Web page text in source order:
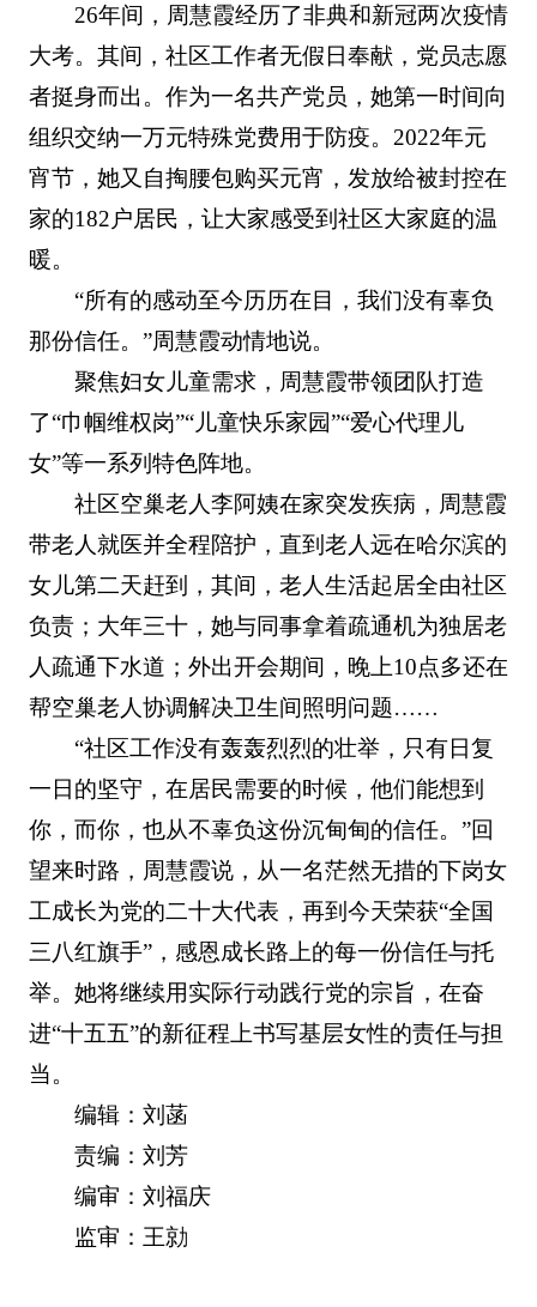
26年间，周慧霞经历了非典和新冠两次疫情
大考。其间，社区工作者无假日奉献，党员志愿
者挺身而出。作为一名共产党员，她第一时间向
组织交纳一万元特殊党费用于防疫。2022年元
宵节，她又自掏腰包购买元宵，发放给被封控在
家的182户居民，让大家感受到社区大家庭的温
暖。
“所有的感动至今历历在目，我们没有辜负
那份信任。”周慧霞动情地说。
聚焦妇女儿童需求，周慧霞带领团队打造
了“巾帼维权岗”“儿童快乐家园”“爱心代理儿
女”等一系列特色阵地。
社区空巢老人李阿姨在家突发疾病，周慧霞
带老人就医并全程陪护，直到老人远在哈尔滨的
女儿第二天赶到，其间，老人生活起居全由社区
负责；大年三十，她与同事拿着疏通机为独居老
人疏通下水道；外出开会期间，晚上10点多还在
帮空巢老人协调解决卫生间照明问题……
“社区工作没有轰轰烈烈的壮举，只有日复
一日的坚守，在居民需要的时候，他们能想到
你，而你，也从不辜负这份沉甸甸的信任。”回
望来时路，周慧霞说，从一名茫然无措的下岗女
工成长为党的二十大代表，再到今天荣获“全国
三八红旗手”，感恩成长路上的每一份信任与托
举。她将继续用实际行动践行党的宗旨，在奋
进“十五五”的新征程上书写基层女性的责任与担
当。
编辑：刘菡
责编：刘芳
编审：刘福庆
监审：王勍